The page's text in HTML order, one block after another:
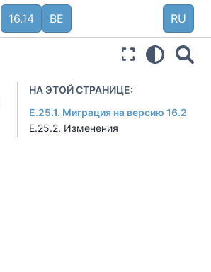
16.14 BE RU
НА ЭТОЙ СТРАНИЦЕ:
E.25.1. Миграция на версию 16.2
E.25.2. Изменения